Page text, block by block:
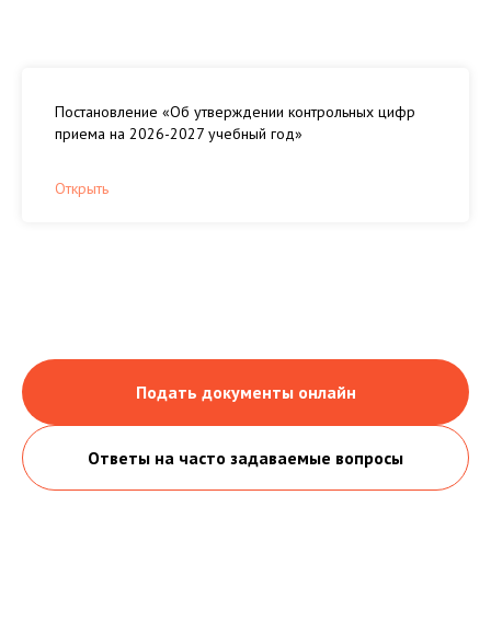
Постановление «Об утверждении контрольных цифр
приема на 2026-2027 учебный год»
Открыть
Подать документы онлайн
Ответы на часто задаваемые вопросы